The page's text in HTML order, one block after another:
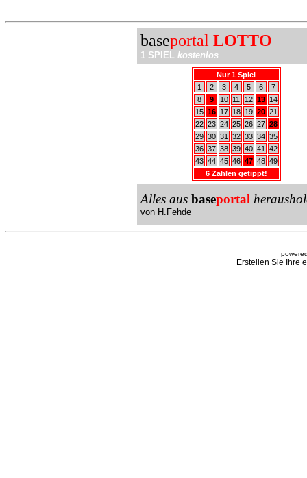
baseportal LOTTO
1 SPIEL kostenlos
Nur 1 Spiel
1
2 3 4 5 6
7
8
9 10 11 12 13
14
15 16 17 18 19 20 21
22 23 24 25 26 27 28
29 30 31 32 33 34 35
36 37 38 39 40 41
42
43 44 45 46 47 48 49
6 Zahlen getippt!
Alles aus baseportal
von H.Fehde
Erstellen Sie Ihre